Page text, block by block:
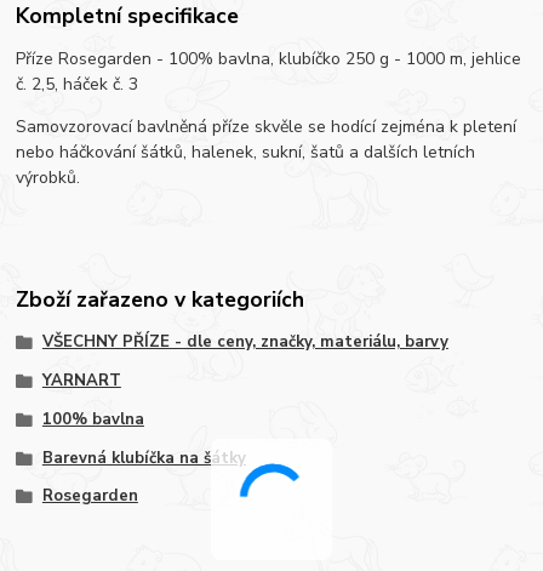
Kompletní specifikace
Příze Rosegarden - 100% bavlna, klubíčko 250 g - 1000 m, jehlice
č. 2,5, háček č. 3
Samovzorovací bavlněná příze skvěle se hodící zejména k pletení
nebo háčkování šátků, halenek, sukní, šatů a dalších letních
výrobků.
Zboží zařazeno v kategoriích
VŠECHNY PŘÍZE - dle ceny, značky, materiálu, barvy
YARNART
100% bavlna
Barevná klubíčka na šátky
Rosegarden